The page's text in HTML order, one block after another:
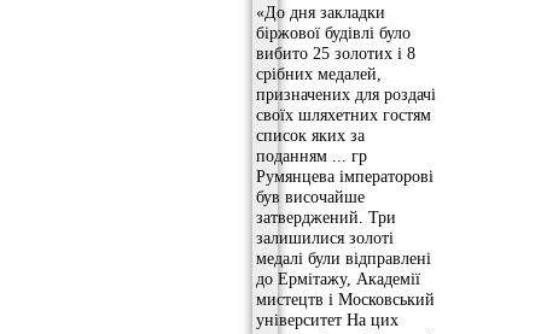
«До дня закладки
біржової будівлі було
вибито 25 золотих і 8
срібних медалей,
призначених для роздачі
своїх шляхетних гостям
список яких за
поданням ... гр
Румянцева імператорові
був височайше
затверджений. Три
залишилися золоті
медалі були відправлені
до Ермітажу, Академії
мистецтв і Московський
університет На цих